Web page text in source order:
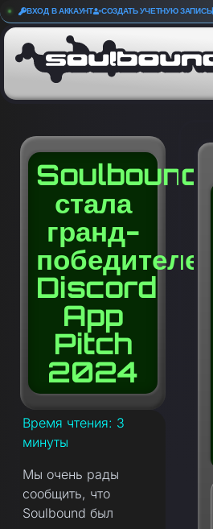
ВХОД В АККАУНТ СОЗДАТЬ УЧЕТНУЮ ЗАПИСЬ
Soulbound
стала
гранд-
победителем
Discord
App
Pitch
2024
Время чтения: 3
минуты
Мы очень рады
сообщить, что
Soulbound был